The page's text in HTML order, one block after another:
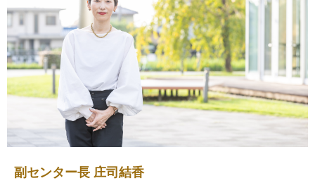
副センター長 庄司結香